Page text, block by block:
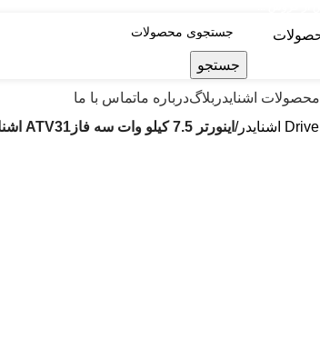
جستجو
محصولات اشنایدر بلاگدرباره ماتماس با ما
اینورتر 7.5 کيلو وات سه فازATV31 اشنایدر